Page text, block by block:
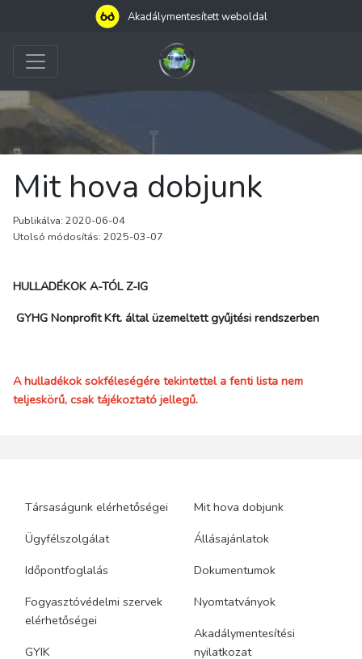
Akadálymentesített weboldal
Mit hova dobjunk
Publikálva: 2020-06-04
Utolsó módosítás: 2025-03-07
HULLADÉKOK A-TÓL Z-IG
GYHG Nonprofit Kft. által üzemeltett gyűjtési rendszerben
A hulladékok sokféleségére tekintettel a fenti lista nem
teljeskörű, csak tájékoztató jellegű.
Társaságunk elérhetőségei
Ügyfélszolgálat
Időpontfoglalás
Fogyasztóvédelmi szervek
elérhetőségei
GYIK
Mit hova dobjunk
Állásajánlatok
Dokumentumok
Nyomtatványok
Akadálymentesítési
nyilatkozat